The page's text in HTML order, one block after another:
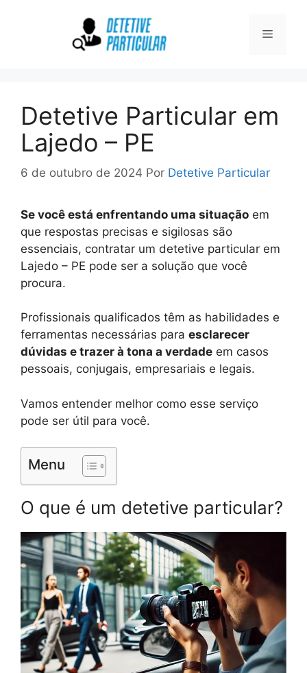
Menu
Detetive Particular em
Lajedo – PE
6 de outubro de 2024 Por Detetive Particular
Se você está enfrentando uma situação em
que respostas precisas e sigilosas são
essenciais, contratar um detetive particular em
Lajedo – PE pode ser a solução que você
procura.
Profissionais qualificados têm as habilidades e
ferramentas necessárias para esclarecer
dúvidas e trazer à tona a verdade em casos
pessoais, conjugais, empresariais e legais.
Vamos entender melhor como esse serviço
pode ser útil para você.
Menu
O que é um detetive particular?